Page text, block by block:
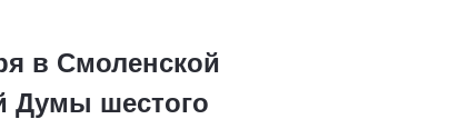
в Смоленской
Думы шестого